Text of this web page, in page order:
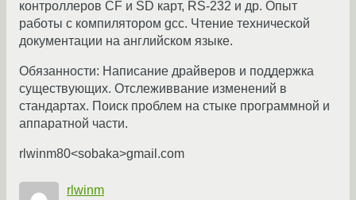
контроллеров CF и SD карт, RS-232 и др. Опыт
работы с компилятором gcc. Чтение технической
документации на английском языке.
Обязанности: Написание драйверов и поддержка
существующих. Отслеживвание изменений в
стандартах. Поиск проблем на стыке программной и
аппаратной части.
rlwinm80<sobaka>gmail.com
rlwinm